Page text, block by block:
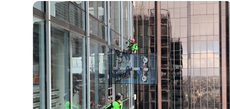
Training
-
Basis
rope
access